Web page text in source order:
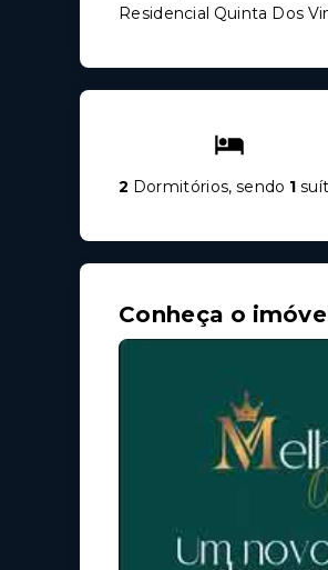
Residencial Quinta Dos
2 Dormitórios, sendo 1
Conheça o